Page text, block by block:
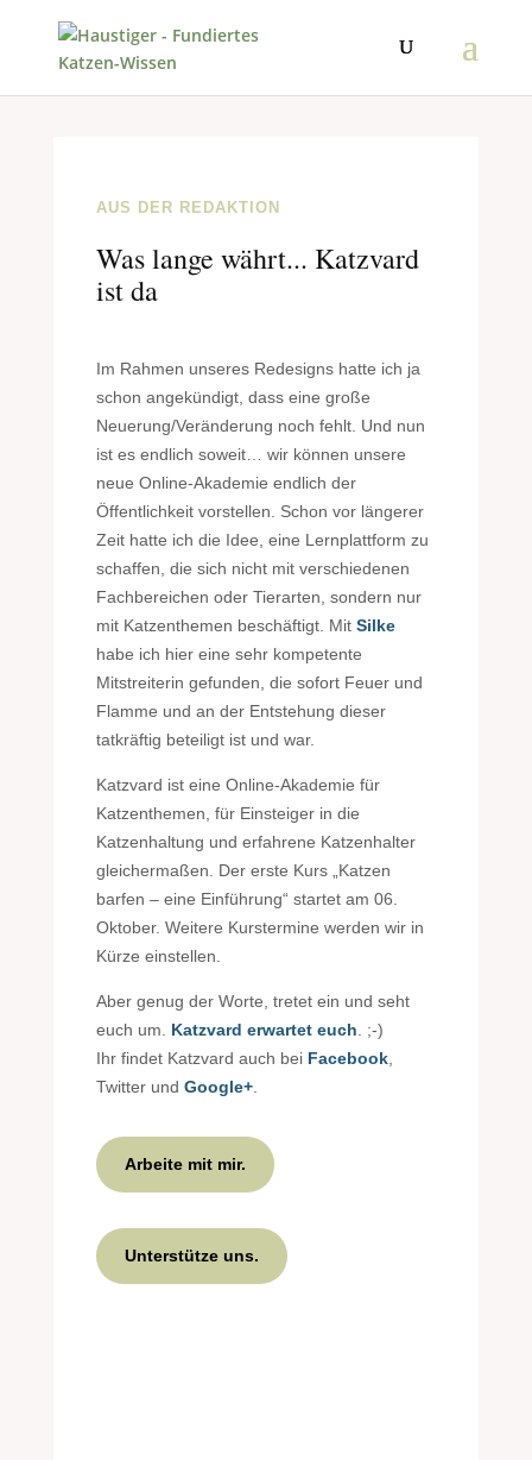
AUS DER REDAKTION
Was lange währt... Katzvard
ist da
Im Rahmen unseres Redesigns hatte ich ja
schon angekündigt, dass eine große
Neuerung/Veränderung noch fehlt. Und nun
ist es endlich soweit… wir können unsere
neue Online-Akademie endlich der
Öffentlichkeit vorstellen. Schon vor längerer
Zeit hatte ich die Idee, eine Lernplattform zu
schaffen, die sich nicht mit verschiedenen
Fachbereichen oder Tierarten, sondern nur
mit Katzenthemen beschäftigt. Mit Silke
habe ich hier eine sehr kompetente
Mitstreiterin gefunden, die sofort Feuer und
Flamme und an der Entstehung dieser
tatkräftig beteiligt ist und war.
Katzvard ist eine Online-Akademie für
Katzenthemen, für Einsteiger in die
Katzenhaltung und erfahrene Katzenhalter
gleichermaßen. Der erste Kurs „Katzen
barfen – eine Einführung“ startet am 06.
Oktober. Weitere Kurstermine werden wir in
Kürze einstellen.
Aber genug der Worte, tretet ein und seht
euch um. Katzvard erwartet euch . ;-)
Ihr findet Katzvard auch bei Facebook,
Twitter und Google+.
Arbeite mit mir.
Unterstütze uns.